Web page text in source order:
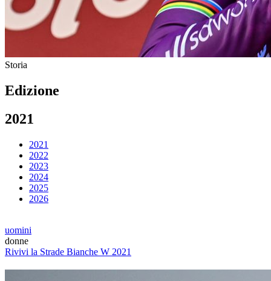
Storia
Edizione
2021
2021
2022
2023
2024
2025
2026
uomini
donne
Rivivi la Strade Bianche W 2021